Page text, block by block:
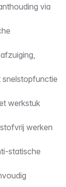
via
snelstopfunctie
werkstuk
werken
statische